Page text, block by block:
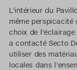
L'intérieur du
même
choix de
a contacté Secto
utiliser des
locales dans